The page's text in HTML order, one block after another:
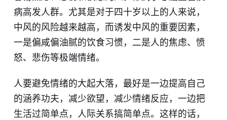
病高发人群。尤其是对于四十岁以上的人来说，
中风的风险越来越高，而诱发中风的重要因素，
一是偏咸偏油腻的饮食习惯，二是人的焦虑、​愤
怒、悲伤等极端情绪。
人要避免情绪的大起大落，最好是一边提高自己
的涵养功夫，减少欲望，减少情绪反应，一边把
生活过简单点，人际关系搞简单点。这样的话，